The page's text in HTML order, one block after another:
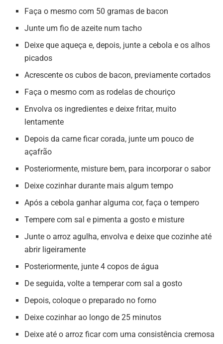
Faça o mesmo com 50 gramas de bacon
Junte um fio de azeite num tacho
Deixe que aqueça e, depois, junte a cebola e os alhos
picados
Acrescente os cubos de bacon, previamente cortados
Faça o mesmo com as rodelas de chouriço
Envolva os ingredientes e deixe fritar, muito
lentamente
Depois da carne ficar corada, junte um pouco de
açafrão
Posteriormente, misture bem, para incorporar o sabor
Deixe cozinhar durante mais algum tempo
Após a cebola ganhar alguma cor, faça o tempero
Tempere com sal e pimenta a gosto e misture
Junte o arroz agulha, envolva e deixe que cozinhe até
abrir ligeiramente
Posteriormente, junte 4 copos de água
De seguida, volte a temperar com sal a gosto
Depois, coloque o preparado no forno
Deixe cozinhar ao longo de 25 minutos
Deixe até o arroz ficar com uma consistência cremosa